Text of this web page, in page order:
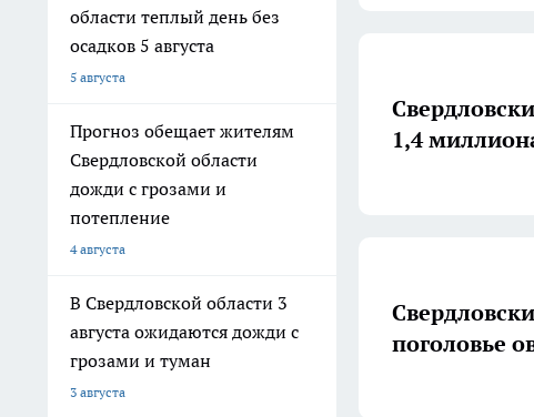
области теплый день без
осадков 5 августа
5 августа
Прогноз обещает жителям
Свердловской области
дожди с грозами и
потепление
4 августа
В Свердловской области 3
августа ожидаются дожди с
грозами и туман
3 августа
1,4
поголовье